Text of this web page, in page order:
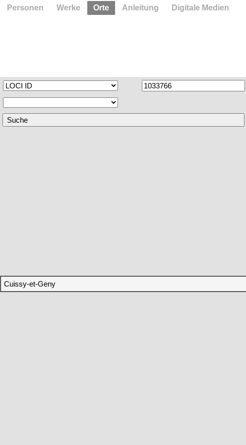
Cuissy-et-Geny
Personen Werke Orte Anleitung Digitale Medien